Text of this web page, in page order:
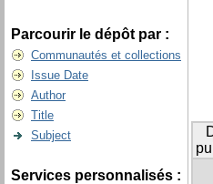
Parcourir le dépôt par :
Communautés et collections
Issue Date
Author
Title
Subject
Services personnalisés :